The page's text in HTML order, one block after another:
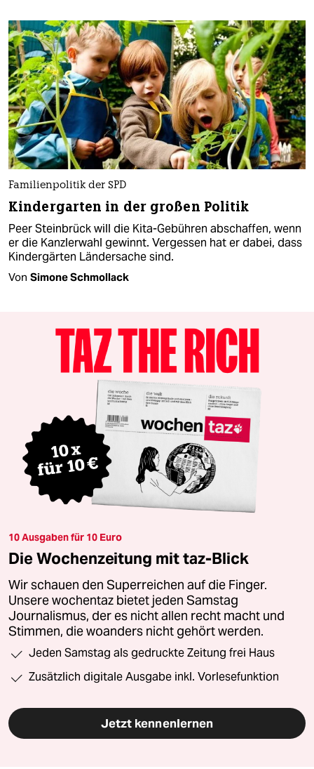
Familienpolitik der SPD
Kindergarten in der großen Politik
Peer Steinbrück will die Kita-Gebühren abschaffen, wenn
er die Kanzlerwahl gewinnt. Vergessen hat er dabei, dass
Kindergärten Ländersache sind.
Von Simone Schmollack
10 Ausgaben für 10 Euro
Die Wochenzeitung mit taz-Blick
Wir schauen den Superreichen auf die Finger.
Unsere wochentaz bietet jeden Samstag
Journalismus, der es nicht allen recht macht und
Stimmen, die woanders nicht gehört werden.
Jeden Samstag als gedruckte Zeitung frei Haus
Zusätzlich digitale Ausgabe inkl. Vorlesefunktion
Jetzt kennenlernen